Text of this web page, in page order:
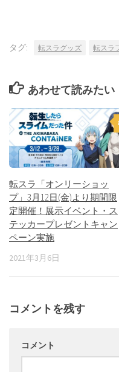
タグ: 転スラグッズ 転スラ
あわせて読みたい
転スラ「オンリーショッ
プ」3月12日(金)より期間限
定開催！展示イベント・ス
テッカープレゼントキャン
ペーン実施
2021年3月6日
コメントを残す
コメント